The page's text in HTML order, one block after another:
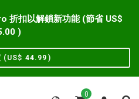
)
(US$ 44.99 )
0